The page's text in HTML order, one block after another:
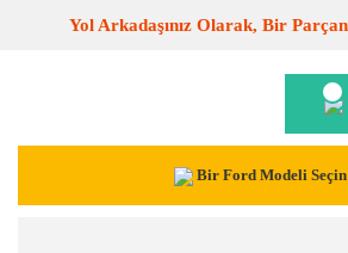
Yol Arkadaşınız Olarak, Bir
Bir Ford Modeli Seçin